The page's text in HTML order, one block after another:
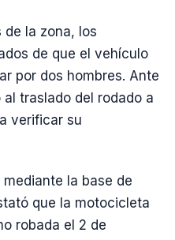
la zona, los
de que el vehículo
por dos hombres. Ante
traslado del rodado a
verificar su
la base de
que la motocicleta
robada el 2 de